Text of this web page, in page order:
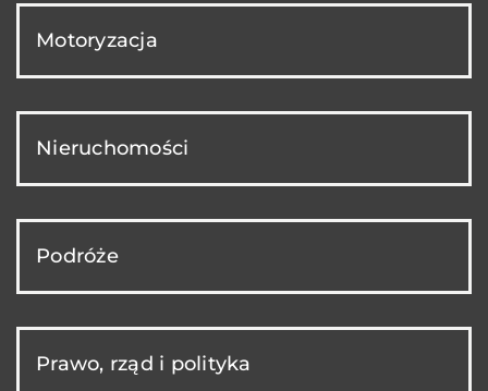
Motoryzacja
Nieruchomości
Podróże
Prawo, rząd i polityka